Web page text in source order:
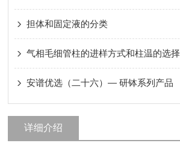
担体和固定液的分类
气相毛细管柱的进样方式和柱温的选择
安谱优选（二十六）— 研钵系列产品
详细介绍